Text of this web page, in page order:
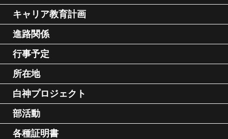
キャリア教育計画
進路関係
行事予定
所在地
白神プロジェクト
部活動
各種証明書